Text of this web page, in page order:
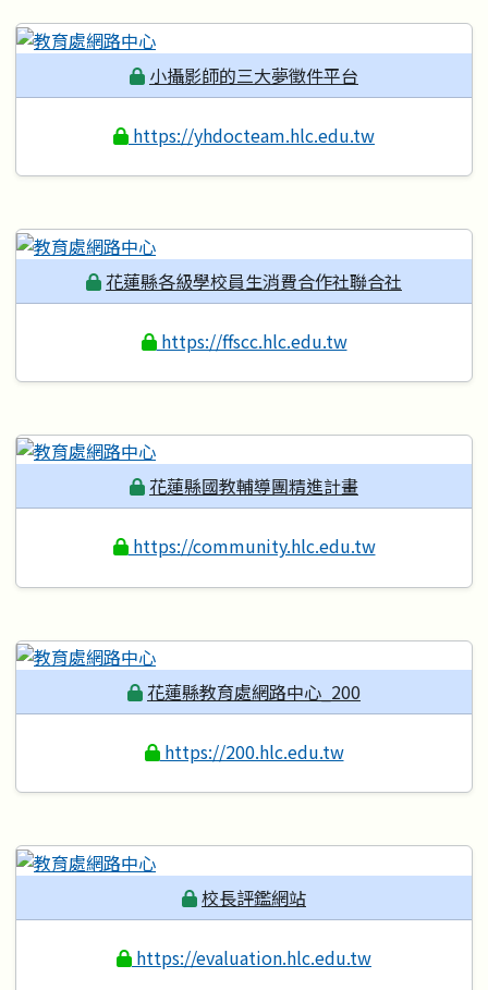
小攝影師的三大夢徵件平台
https://yhdocteam.hlc.edu.tw
花蓮縣各級學校員生消費合作社聯合社
https://ffscc.hlc.edu.tw
花蓮縣國教輔導團精進計畫
https://community.hlc.edu.tw
花蓮縣教育處網路中心_200
https://200.hlc.edu.tw
校長評鑑網站
https://evaluation.hlc.edu.tw